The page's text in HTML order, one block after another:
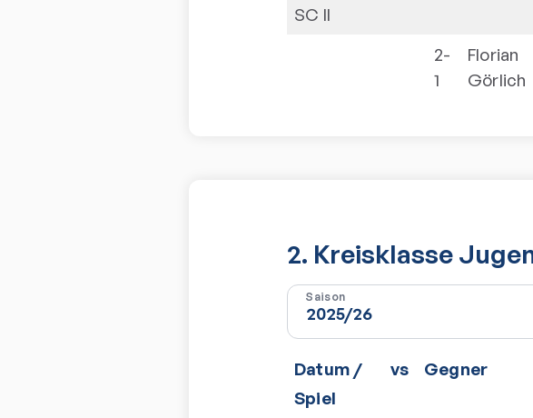
SC II
2-
1
Florian
Görlich
2. Kreisklasse
Saison
Datum /
Spiel
vs Gegner